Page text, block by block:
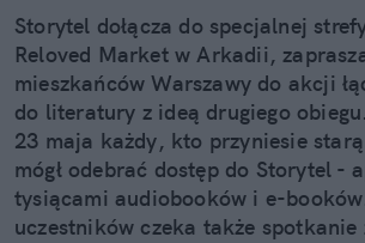
Storytel dołącza do specjalnej
Reloved Market w Arkadii,
mieszkańców Warszawy do akcji
do literatury z ideą drugiego
23 maja każdy, kto przyniesie
mógł odebrać dostęp do Storytel -
tysiącami audiobooków i e-
uczestników czeka także spotkanie